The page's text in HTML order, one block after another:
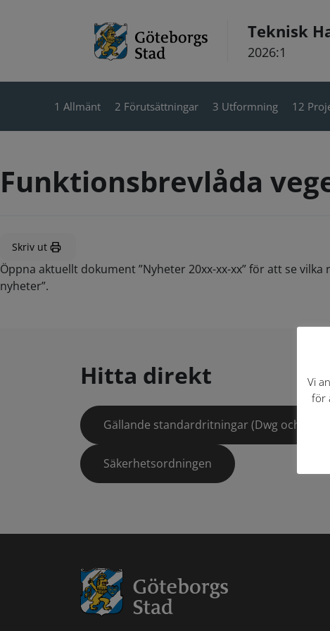
Teknisk
2026:1
1 Allmänt 2 Förutsättningar 3 Utformning 12
Funktionsbrevlåda
Skriv ut
Öppna aktuellt dokument ”Nyheter 20xx-xx-xx” för att se
nyheter”.
Hitta direkt
Gällande standardritningar (Dwg och pdf)
Säkerhetsordningen
Vi
för